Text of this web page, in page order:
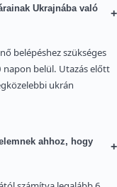
Ukrajnába való
+
belépéshez szükséges
belül. Utazás előtt
ukrán
ahhoz, hogy
+